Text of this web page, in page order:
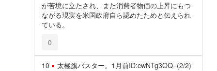
が苦境に立たされ、また消費者物価の上昇にもつ
ながる現実を米国政府自ら認めたためと伝えられ
ている。
0
10 太極旗バスター。 1月前ID:cwNTg3OQ=(2/2)